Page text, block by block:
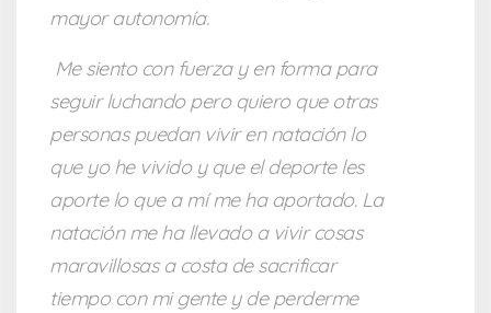
mayor autonomía.
Me siento con fuerza y en forma para
seguir luchando pero quiero que otras
personas puedan vivir en natación lo
que yo he vividoy que el deporte les
aporte lo que a mí me ha aportado. La
natación me ha llevado a vivir cosas
maravillosas a costa de sacrificar
tiempo con mi gente y de perderme